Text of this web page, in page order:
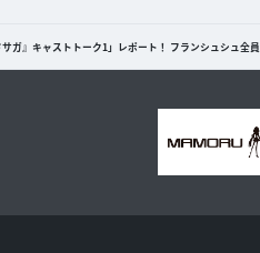
ガ』キャストトーク1」レポート！ フランシュシュ全